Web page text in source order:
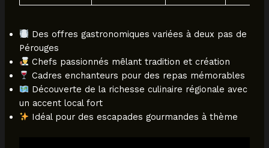
Des offres gastronomiques variées à deux pas de
Pérouges
Chefs passionnés mêlant tradition et création
Cadres enchanteurs pour des repas mémorables
Découverte de la richesse culinaire régionale avec
un accent local fort
Idéal pour des escapades gourmandes à thème